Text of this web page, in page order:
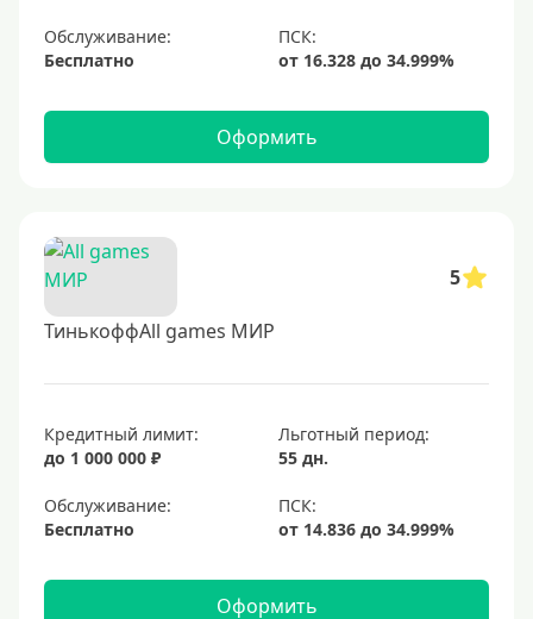
Обслуживание:
Бесплатно
Оформить
5
ТинькоффAll games МИР
Кредитный лимит:
до 1 000 000 ₽
Льготный период:
55 дн.
Обслуживание:
Бесплатно
Оформить